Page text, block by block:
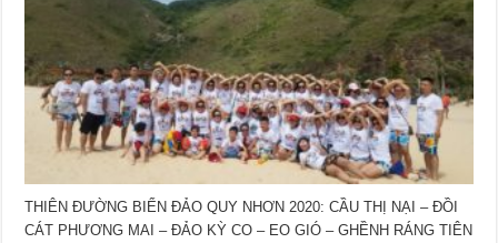
THIÊN ĐƯỜNG BIỂN ĐẢO QUY NHƠN 2020: CẦU THỊ NẠI – ĐỒI
CÁT PHƯƠNG MAI – ĐẢO KỲ CO – EO GIÓ – GHỀNH RÁNG TIÊN